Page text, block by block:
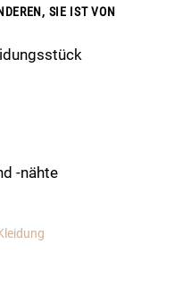
SIE IST VON
-nähte